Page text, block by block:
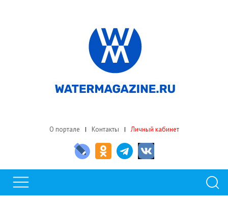
О портале Контакты Личный кабинет